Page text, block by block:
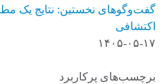
گفت‌وگوهای نخستین: نتایج یک
اکتشافی
۱۴۰۵-۰۵-۱۷
برچسب‌های پرکاربرد